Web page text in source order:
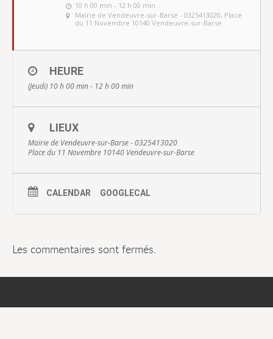
10 h 00 min - 12 h 00 min
Mairie de Vendeuvre-sur-Barse - 0325413020, Place
du 11 Novembre 10140 Vendeuvre-sur-Barse
HEURE
(Jeudi) 10 h 00 min - 12 h 00 min
LIEUX
Mairie de Vendeuvre-sur-Barse - 0325413020
Place du 11 Novembre 10140 Vendeuvre-sur-Barse
CALENDAR GOOGLECAL
Les commentaires sont fermés.